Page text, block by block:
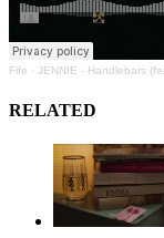
Fife · JENNIE - Handlebars
RELATED